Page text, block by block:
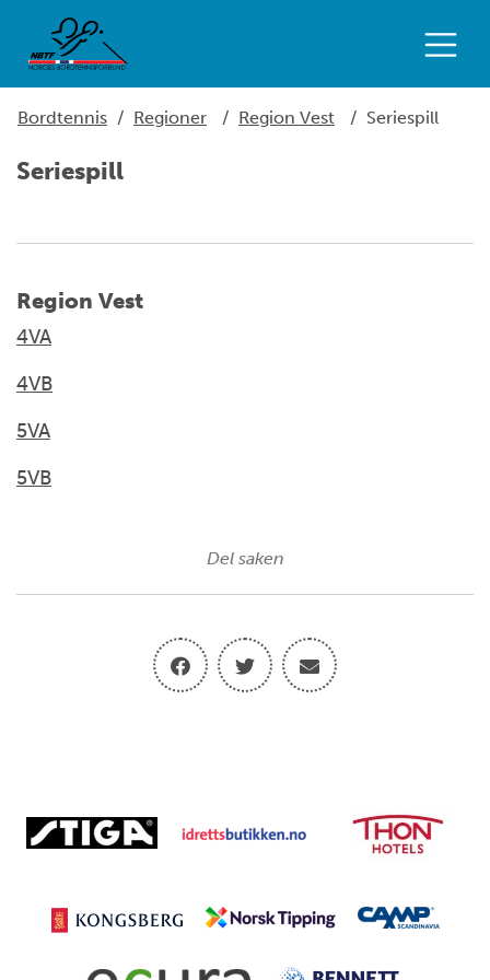
Bordtennis / Regioner / Region Vest / Seriespill
Seriespill
Region Vest
4VA
4VB
5VA
5VB
Del saken